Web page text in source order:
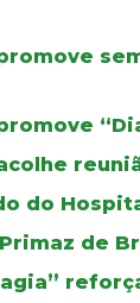
promove
promove
acolhe
do
de